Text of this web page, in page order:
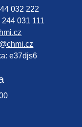
032 222
031 111
e37djs6